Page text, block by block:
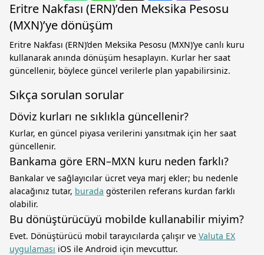
Eritre Nakfası (ERN)’den Meksika Pesosu
(MXN)’ye dönüşüm
Eritre Nakfası (ERN)’den Meksika Pesosu (MXN)’ye canlı kuru
kullanarak anında dönüşüm hesaplayın. Kurlar her saat
güncellenir, böylece güncel verilerle plan yapabilirsiniz.
Sıkça sorulan sorular
Döviz kurları ne sıklıkla güncellenir?
Kurlar, en güncel piyasa verilerini yansıtmak için her saat
güncellenir.
Bankama göre ERN–MXN kuru neden farklı?
Bankalar ve sağlayıcılar ücret veya marj ekler; bu nedenle
alacağınız tutar, burada gösterilen referans kurdan farklı
olabilir.
Bu dönüştürücüyü mobilde kullanabilir miyim?
Evet. Dönüştürücü mobil tarayıcılarda çalışır ve Valuta EX
uygulaması iOS ile Android için mevcuttur.